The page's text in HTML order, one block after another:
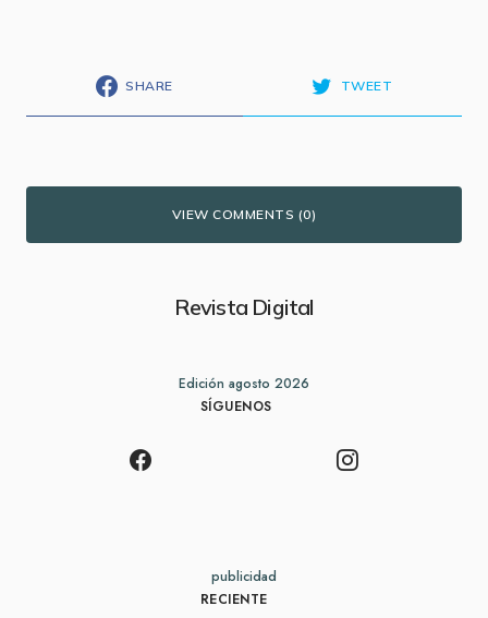
SHARE TWEET
VIEW COMMENTS (0)
Revista Digital
Edición agosto 2026
SÍGUENOS
publicidad
RECIENTE